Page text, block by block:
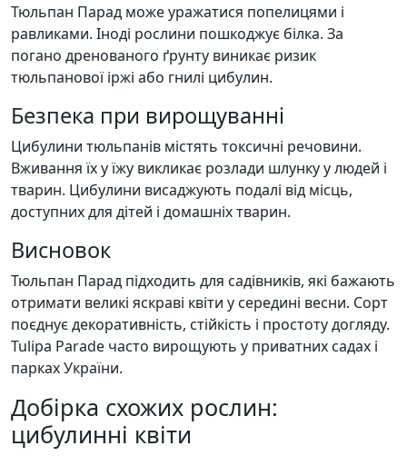
Тюльпан Парад може уражатися попелицями і
равликами. Іноді рослини пошкоджує білка. За
погано дренованого ґрунту виникає ризик
тюльпанової іржі або гнилі цибулин.
Безпека при вирощуванні
Цибулини тюльпанів містять токсичні речовини.
Вживання їх у їжу викликає розлади шлунку у людей і
тварин. Цибулини висаджують подалі від місць,
доступних для дітей і домашніх тварин.
Висновок
Тюльпан Парад підходить для садівників, які бажають
отримати великі яскраві квіти у середині весни. Сорт
поєднує декоративність, стійкість і простоту догляду.
Tulipa Parade часто вирощують у приватних садах і
парках України.
Добірка схожих рослин:
цибулинні квіти